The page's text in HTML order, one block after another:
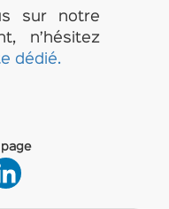
sur notre
n’hésitez
dédié.